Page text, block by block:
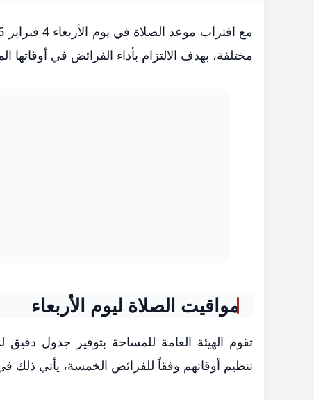
مختلفة، بهدف الالتزام بأداء الفرائض في أوقاتها
مواقيت الصلاة ليوم الأربعاء
تقوم الهيئة العامة للمساحة بتوفير جدول
تنظيم أوقاتهم وفقاً للفرائض الخمسة، يأتي ذلك في